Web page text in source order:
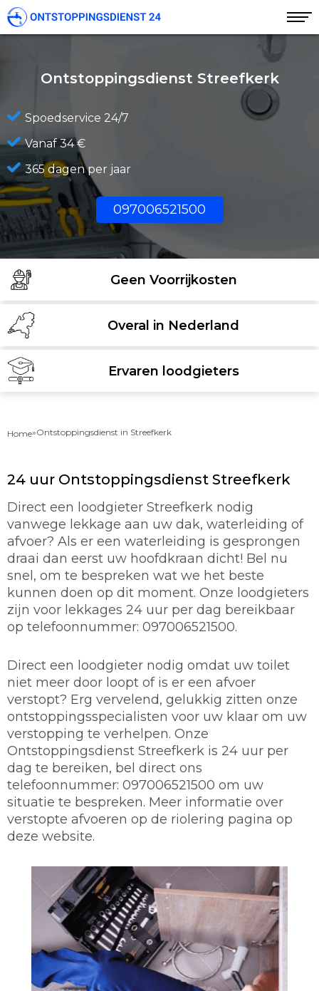
Ontstoppingsdienst Streefkerk
Spoedservice 24/7
Vanaf 34 €
365 dagen per jaar
097006521500
Geen Voorrijkosten
Overal in Nederland
Ervaren loodgieters
Home»Ontstoppingsdienst in Streefkerk
24 uur Ontstoppingsdienst Streefkerk
Direct een loodgieter Streefkerk nodig
vanwege lekkage aan uw dak, waterleiding of
afvoer? Als er een waterleiding is gesprongen
draai dan eerst uw hoofdkraan dicht! Bel nu
snel, om te bespreken wat we het beste
kunnen doen op dit moment. Onze loodgieters
zijn voor lekkages 24 uur per dag bereikbaar
op telefoonnummer: 097006521500.
Direct een loodgieter nodig omdat uw toilet
niet meer door loopt of is er een afvoer
verstopt? Erg vervelend, gelukkig zitten onze
ontstoppingsspecialisten voor uw klaar om uw
verstopping te verhelpen. Onze
Ontstoppingsdienst Streefkerk is 24 uur per
dag te bereiken, bel direct ons
telefoonnummer: 097006521500 om uw
situatie te bespreken. Meer informatie over
verstopte afvoeren op de riolering pagina op
deze website.